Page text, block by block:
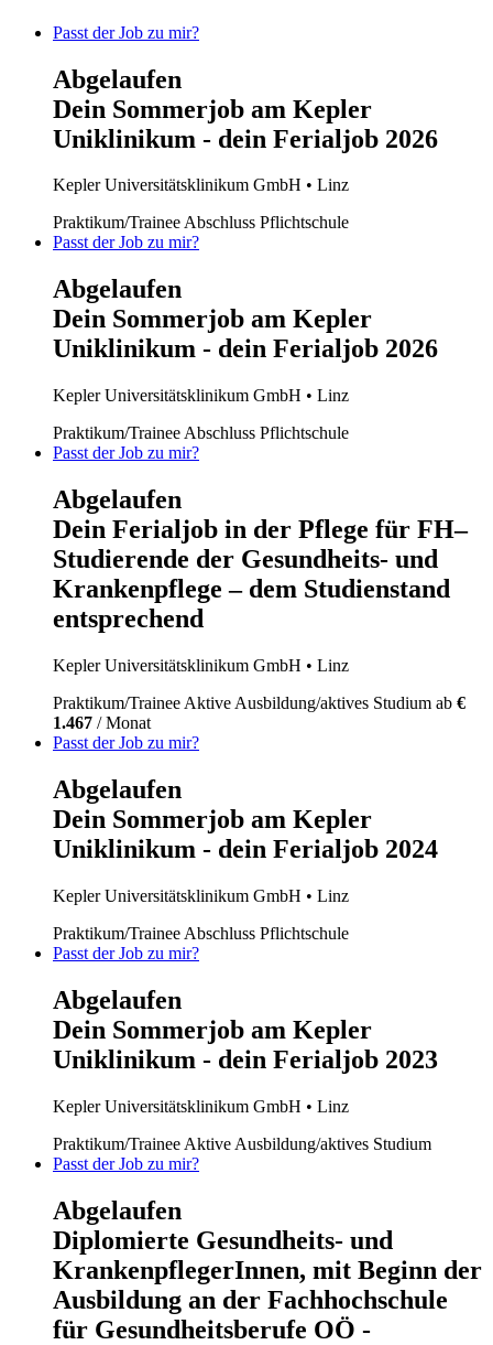
Passt der Job zu mir?
Abgelaufen
Dein Sommerjob am Kepler
Uniklinikum - dein Ferialjob 2026
Kepler Universitätsklinikum GmbH • Linz
Praktikum/TraineeAbschluss Pflichtschule
Passt der Job zu mir?
Abgelaufen
Dein Sommerjob am Kepler
Uniklinikum - dein Ferialjob 2026
Kepler Universitätsklinikum GmbH • Linz
Praktikum/Trainee Abschluss Pflichtschule
Passt der Job zu mir?
Abgelaufen
Dein Ferialjob in der Pflege für FH–
Studierende der Gesundheits- und
Krankenpflege – dem Studienstand
entsprechend
Kepler Universitätsklinikum GmbH • Linz
Praktikum/Trainee Aktive Ausbildung/aktives Studium ab €
1.467 / Monat
Passt der Job zu mir?
Abgelaufen
Dein Sommerjob am Kepler
Uniklinikum - dein Ferialjob 2024
Kepler Universitätsklinikum GmbH • Linz
Praktikum/Trainee Abschluss Pflichtschule
Passt der Job zu mir?
Abgelaufen
Dein Sommerjob am Kepler
Uniklinikum - dein Ferialjob 2023
Kepler Universitätsklinikum GmbH • Linz
Praktikum/Trainee Aktive Ausbildung/aktives Studium
Passt der Job zu mir?
Abgelaufen
Diplomierte Gesundheits- und
KrankenpflegerInnen, mit Beginn der
Ausbildung an der Fachhochschule
für Gesundheitsberufe OÖ -